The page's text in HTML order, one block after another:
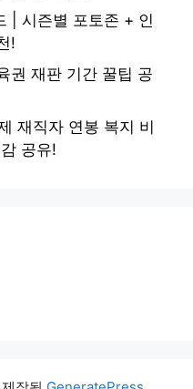
| 시즌별 포토존 + 인
!
권 재판 기간 꿀팁 공
재직자 연봉 복지 비
공유!